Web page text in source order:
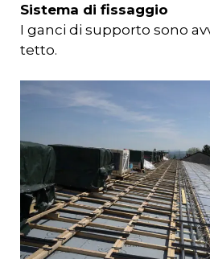
Sistema di fissaggio
I ganci di supporto sono
tetto.